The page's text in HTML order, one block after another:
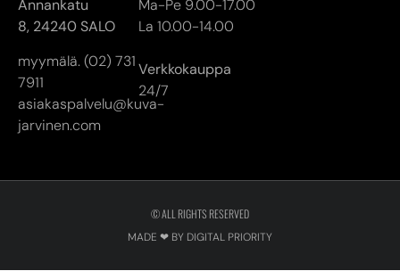
Annankatu
8, 24240 SALO
myymälä. (02) 731
7911
asiakaspalvelu@kuva-
jarvinen.com
Ma-Pe 9.00-17.00
La 10.00-14.00
Verkkokauppa
24/7
© ALL RIGHTS RESERVED
MADE ❤ BY DIGITAL PRIORITY